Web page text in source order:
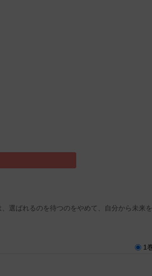
選ばれるのを待つのをやめて、自分から未来を
1